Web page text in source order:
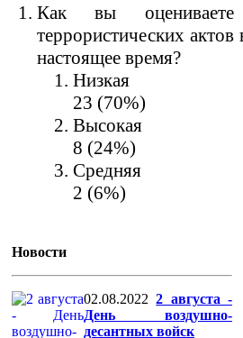
Как вы оцениваете
террористических
настоящее время?
Низкая
23 (70%)
Высокая
8 (24%)
Средняя
2 (6%)
Новости
02.08.2022 2 августа -
День воздушно-
десантных войск